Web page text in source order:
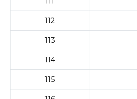
112
113
114
115